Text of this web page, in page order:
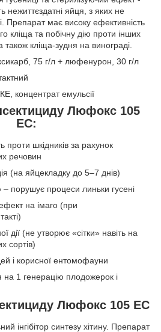
нежиттєздатні яйця, з яких не
Препарат має високу ефективність
кліща та побічну дію проти інших
також кліща-зудня на винограді.
75 г/л + люфенурон, 30 г/л
КЕ, концентрат емульсії
Люфокс 105
ЕС:
проти шкідників за рахунок
речовин
(на яйцекладку до 5–7 днів)
порушує процеси линьки гусені
на імаго (при
дії (не утворює «сітки» навіть на
сортів)
і корисної ентомофауни
1 генерацію плодожерок і
Люфокс 105 ЕС
інгібітор синтезу хітину. Препарат